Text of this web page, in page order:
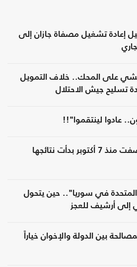
إعادة تشغيل مصفاة جازان إلى
على المحك.. خلاف التمويل
تسليح جيش الاحتلال
عادوا لينتقموا"!!
الحرب التي عصفت منذ 7 أكتوبر بدأت نتائجها
في سوريا".. حين يتحول
إلى أرشيف للعجز
بين الدولة والإخوان خياراً